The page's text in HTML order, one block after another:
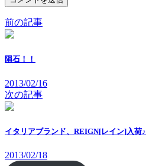
前の記事
隕石！！
2013/02/16
次の記事
イタリアブランド、REIGN[レイン]入荷♪
2013/02/18